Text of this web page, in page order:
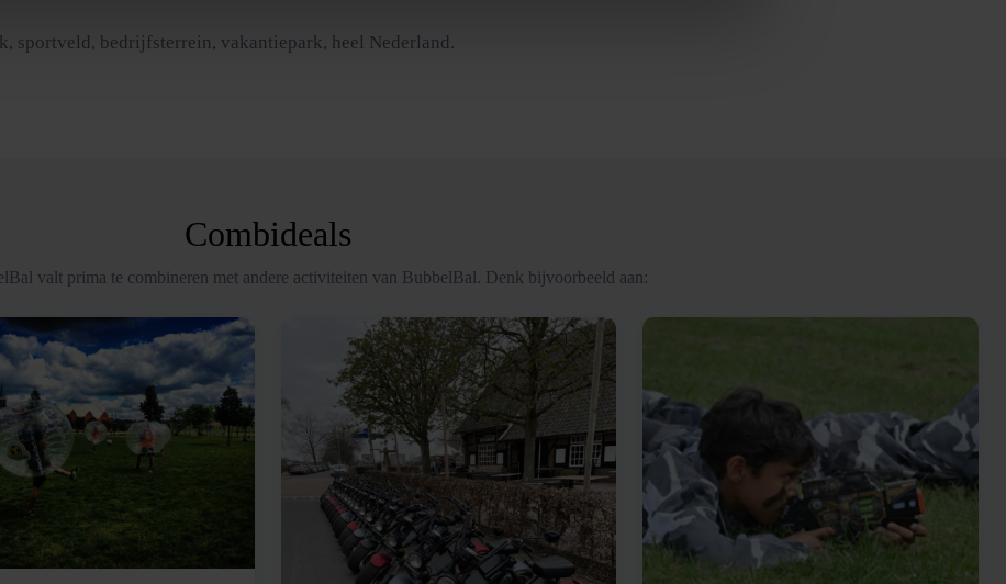
sportveld, bedrijfsterrein, vakantiepark, heel Nederland.
Combideals
valt prima te combineren met andere activiteiten van BubbelBal. Denk bijvoorbeeld aan: